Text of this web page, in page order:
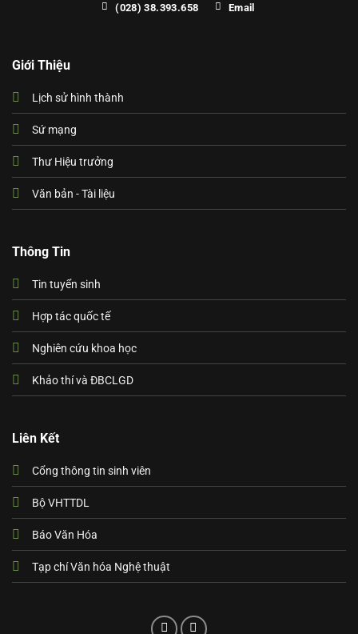
(028) 38.393.658 Email
Giới Thiệu
Lịch sử hình thành
Sứ mạng
Thư Hiệu trưởng
Văn bản - Tài liệu
Thông Tin
Tin tuyển sinh
Hợp tác quốc tế
Nghiên cứu khoa học
Khảo thí và ĐBCLGD
Liên Kết
Cổng thông tin sinh viên
Bộ VHTTDL
Báo Văn Hóa
Tạp chí Văn hóa Nghệ thuật